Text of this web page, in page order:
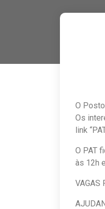
O
Os
link
O PAT
às 12h
VAGAS